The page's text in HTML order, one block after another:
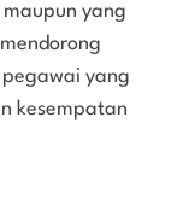
yang
yang
kesempatan